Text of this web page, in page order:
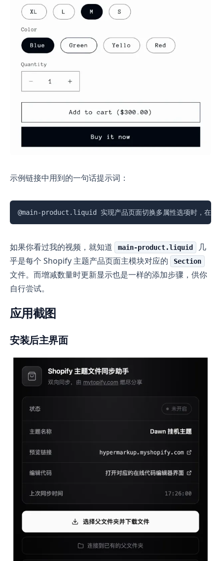
示例链接中用到的一句话提示词：
@main-product.liquid 实现产品页面切换多属性选项时，在
复制
如果你看过我的视频，就知道 main-product.liquid
几
乎是每个 Shopify 主题产品页面主模块对应的
Section
文件。而增减数量时更新显示也是一样的添加步骤，供你
自行尝试。
应用截图
安装后主界面